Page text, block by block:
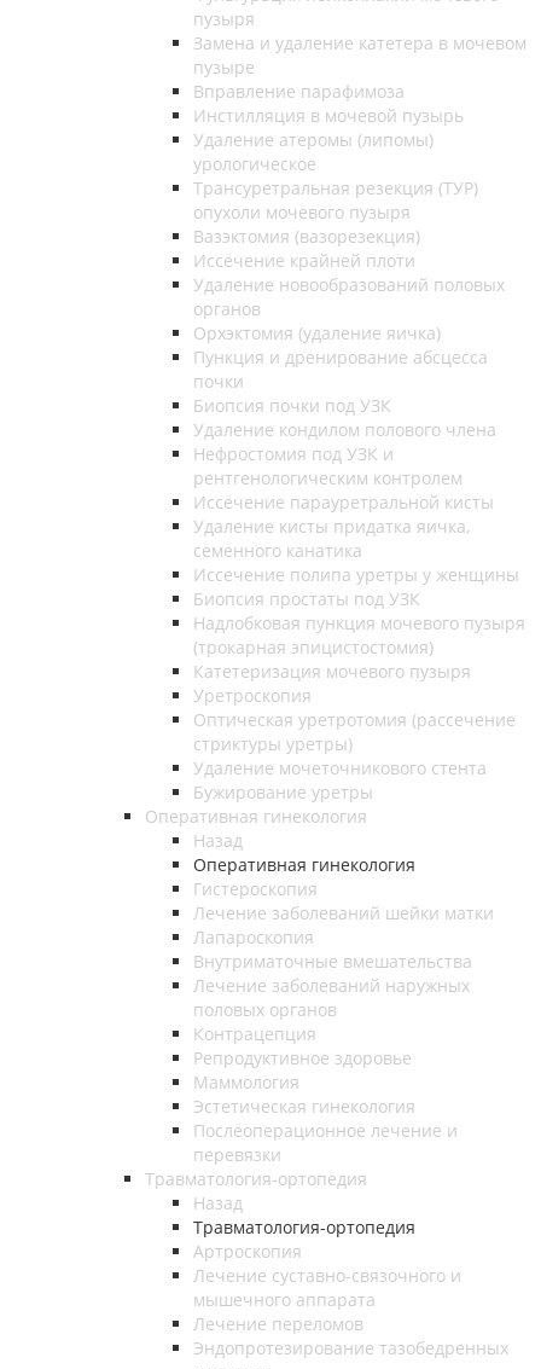
пузыря
Замена и удаление катетера в мочевом
пузыре
Вправление парафимоза
Инстилляция в мочевой пузырь
Удаление атеромы (липомы)
урологическое
Трансуретральная резекция (ТУР)
опухоли мочевого пузыря
Вазэктомия (вазорезекция)
Иссечение крайней плоти
Удаление новообразований половых
органов
Орхэктомия (удаление яичка)
Пункция и дренирование абсцесса
почки
Биопсия почки под УЗК
Удаление кондилом полового члена
Нефростомия под УЗК и
рентгенологическим контролем
Иссечение парауретральной кисты
Удаление кисты придатка яичка,
семенного канатика
Иссечение полипа уретры у женщины
Биопсия простаты под УЗК
Надлобковая пункция мочевого пузыря
(трокарная эпицистостомия)
Катетеризация мочевого пузыря
Уретроскопия
Оптическая уретротомия (рассечение
стриктуры уретры)
Удаление мочеточникового стента
Бужирование уретры
Оперативная гинекология
Назад
Оперативная гинекология
Гистероскопия
Лечение заболеваний шейки матки
Лапароскопия
Внутриматочные вмешательства
Лечение заболеваний наружных
половых органов
Контрацепция
Репродуктивное здоровье
Маммология
Эстетическая гинекология
Послеоперационное лечение и
перевязки
Травматология-ортопедия
Назад
Травматология-ортопедия
Артроскопия
Лечение суставно-связочного и
мышечного аппарата
Лечение переломов
Эндопротезирование тазобедренных